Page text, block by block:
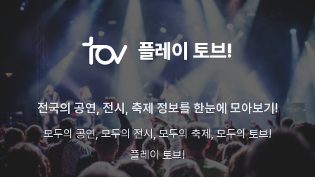
플레이 토브!
전국의 공연, 전시, 축제 정보를 한눈에 모아보기!
모두의 공연, 모두의 전시, 모두의 축제, 모두의 토브!
플레이 토브!